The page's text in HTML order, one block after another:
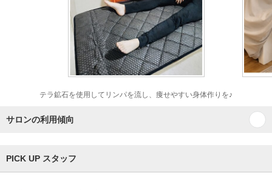
テラ鉱石を使用してリンパを流し、痩せやすい身体作りを♪
サロンの利用傾向
PICK UP スタッフ